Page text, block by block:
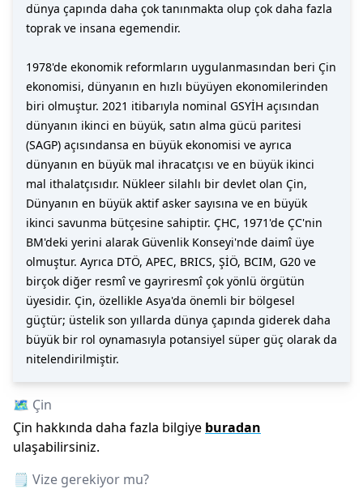
dünya çapında daha çok tanınmakta olup çok daha fazla
toprak ve insana egemendir.
1978'de ekonomik reformların uygulanmasından beri Çin
ekonomisi, dünyanın en hızlı büyüyen ekonomilerinden
biri olmuştur. 2021 itibarıyla nominal GSYİH açısından
dünyanın ikinci en büyük, satın alma gücü paritesi
(SAGP) açısındansa en büyük ekonomisi ve ayrıca
dünyanın en büyük mal ihracatçısı ve en büyük ikinci
mal ithalatçısıdır. Nükleer silahlı bir devlet olan Çin,
Dünyanın en büyük aktif asker sayısına ve en büyük
ikinci savunma bütçesine sahiptir. ÇHC, 1971'de ÇC'nin
BM'deki yerini alarak Güvenlik Konseyi'nde daimî üye
olmuştur. Ayrıca DTÖ, APEC, BRICS, ŞİÖ, BCIM, G20 ve
birçok diğer resmî ve gayriresmî çok yönlü örgütün
üyesidir. Çin, özellikle Asya'da önemli bir bölgesel
güçtür; üstelik son yıllarda dünya çapında giderek daha
büyük bir rol oynamasıyla potansiyel süper güç olarak da
nitelendirilmiştir.
🗺️ Çin
Çin hakkında daha fazla bilgiye buradan
ulaşabilirsiniz.
🗒️ Vize gerekiyor mu?